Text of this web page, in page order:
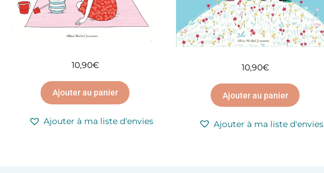
10,90€
Ajouter au panier
Ajouter à ma liste d'envies
10,90€
Ajouter au panier
Ajouter à ma liste d'envies